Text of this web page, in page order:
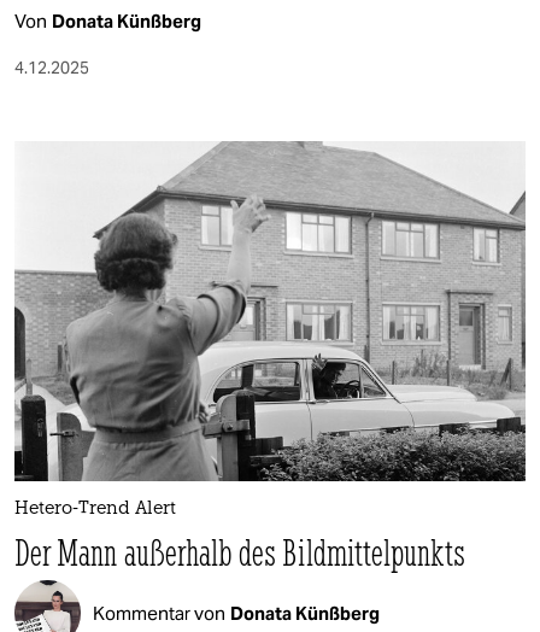
Von Donata Künßberg
4.12.2025
Hetero-Trend Alert
Der Mann außerhalb des Bildmittelpunkts
Kommentar von Donata Künßberg